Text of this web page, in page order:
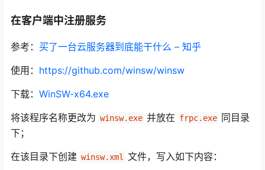
在客户端中注册服务
参考： 买了一台云服务器到底能干什么 – 知乎
使用： https://github.com/winsw/winsw
下载： WinSW-x64.exe
将该程序名称更改为 winsw.exe 并放在 frpc.exe 同目录
下；
在该目录下创建 winsw.xml 文件，写入如下内容：